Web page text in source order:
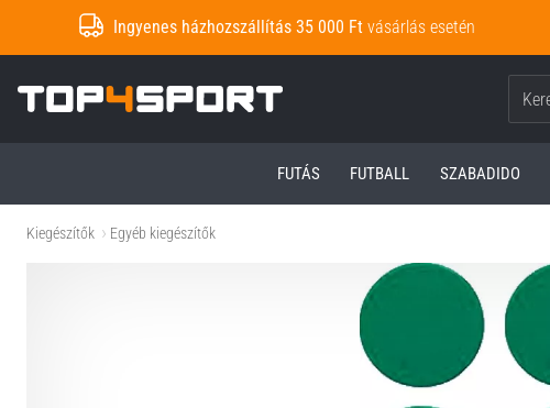
Ingyenes házhozszállítás 35 000 Ft vásárlás esetén
Top4Sport.hu
FUTÁS FUTBALL SZABADIDO
Kiegészítők Egyéb kiegészítők